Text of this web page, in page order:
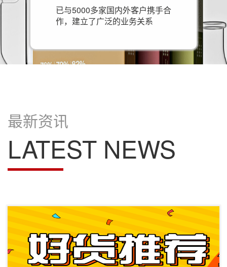
已与5000多家国内外客户携手合
作，建立了广泛的业务关系
最新资讯
LATEST NEWS